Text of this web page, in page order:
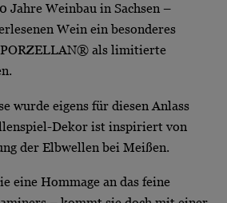
Jahre Weinbau in Sachsen –
Wein ein besonderes
PORZELLAN® als limitierte
wurde eigens für diesen Anlass
Dekor ist inspiriert von
der Elbwellen bei Meißen.
eine Hommage an das feine